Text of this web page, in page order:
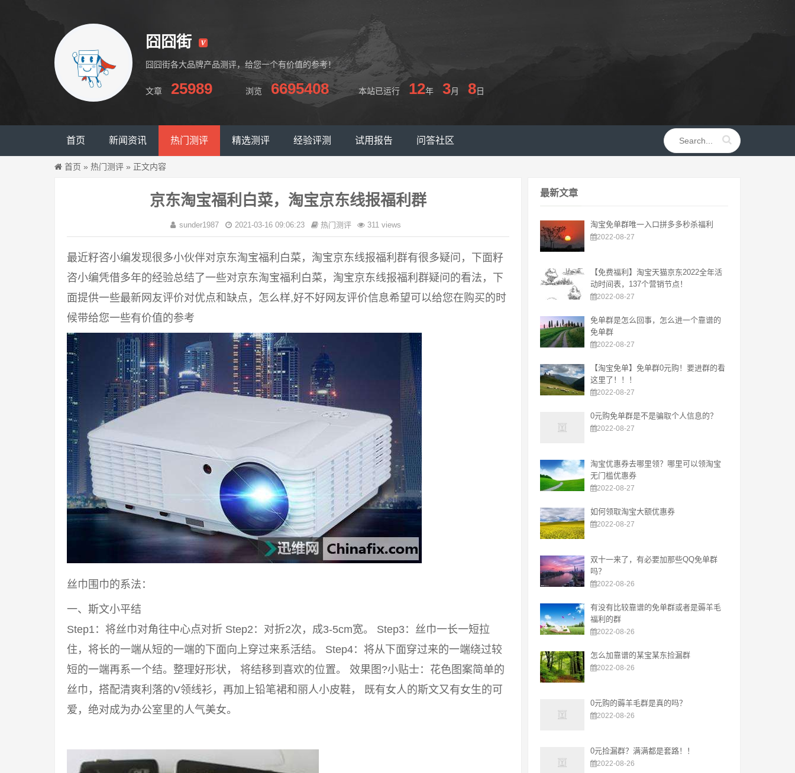
囧囧街
囧囧街各大品牌产品测评，给您一个有价值的参考！
文章 25989 浏览 6695408 本站已运行 12年 3月 8日
首页 新闻资讯 热门测评 精选测评 经验评测 试用报告 问答社区
首页 » 热门测评 » 正文内容
京东淘宝福利白菜，淘宝京东线报福利群
sunder1987 2021-03-16 09:06:23 热门测评 311 views
最近籽咨小编发现很多小伙伴对京东淘宝福利白菜，淘宝京东线报福利群有很多疑问，下面籽
咨小编凭借多年的经验总结了一些对京东淘宝福利白菜，淘宝京东线报福利群疑问的看法，下
面提供一些最新网友评价对优点和缺点，怎么样,好不好网友评价信息希望可以给您在购买的时
候带给您一些有价值的参考
丝巾围巾的系法：
一、斯文小平结
Step1：将丝巾对角往中心点对折 Step2：对折2次，成3-5cm宽。 Step3：丝巾一长一短拉
住，将长的一端从短的一端的下面向上穿过来系活结。 Step4：将从下面穿过来的一端绕过较
短的一端再系一个结。整理好形状， 将结移到喜欢的位置。 效果图?小贴士：花色图案简单的
丝巾，搭配清爽利落的V领线衫，再加上铅笔裙和丽人小皮鞋， 既有女人的斯文又有女生的可
爱，绝对成为办公室里的人气美女。
最新文章
淘宝免单群唯一入口拼多多秒杀福利
2022-08-27
【免费福利】淘宝天猫京东2022全年活
动时间表，137个营销节点！
2022-08-27
免单群是怎么回事，怎么进一个靠谱的
免单群
2022-08-27
【淘宝免单】免单群0元购！要进群的看
这里了！！！
2022-08-27
0元购免单群是不是骗取个人信息的？
2022-08-27
淘宝优惠券去哪里领？哪里可以领淘宝
无门槛优惠券
2022-08-27
如何领取淘宝大额优惠券
2022-08-27
双十一来了，有必要加那些QQ免单群
吗？
2022-08-26
有没有比较靠谱的免单群或者是薅羊毛
福利的群
2022-08-26
怎么加靠谱的某宝某东捡漏群
2022-08-26
0元购的薅羊毛群是真的吗？
2022-08-26
0元捡漏群？满满都是套路！！
2022-08-26